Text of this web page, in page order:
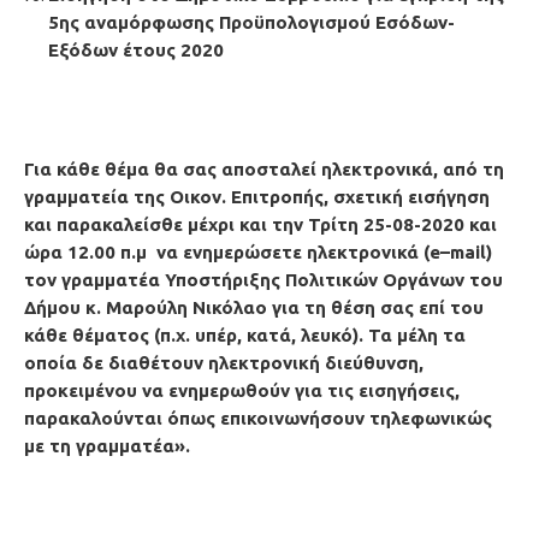
5ης αναμόρφωσης Προϋπολογισμού Εσόδων-
Εξόδων έτους 2020
Για κάθε θέμα θα σας αποσταλεί ηλεκτρονικά, από τη
γραμματεία της Οικον. Επιτροπής, σχετική εισήγηση
και παρακαλείσθε μέχρι και την Τρίτη 25-08-2020 και
ώρα 12.00 π.μ να ενημερώσετε ηλεκτρονικά (e–mail)
τον γραμματέα Υποστήριξης Πολιτικών Οργάνων του
Δήμου κ. Μαρούλη Νικόλαο για τη θέση σας επί του
κάθε θέματος (π.χ. υπέρ, κατά, λευκό). Τα μέλη τα
οποία δε διαθέτουν ηλεκτρονική διεύθυνση,
προκειμένου να ενημερωθούν για τις εισηγήσεις,
παρακαλούνται όπως επικοινωνήσουν τηλεφωνικώς
με τη γραμματέα».